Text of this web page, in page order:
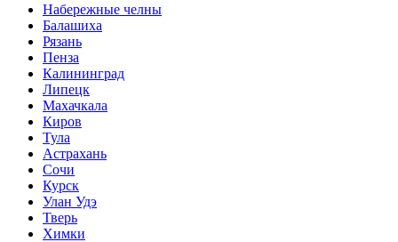
Набережные челны
Балашиха
Рязань
Пенза
Калининград
Липецк
Махачкала
Киров
Тула
Астрахань
Сочи
Курск
Улан Удэ
Тверь
Химки